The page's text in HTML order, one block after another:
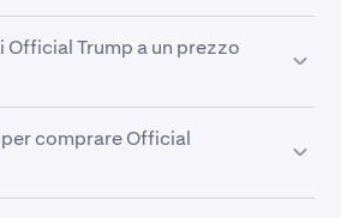
Official Trump a un prezzo
Official Trump quando è
inferiore.
comprare Official